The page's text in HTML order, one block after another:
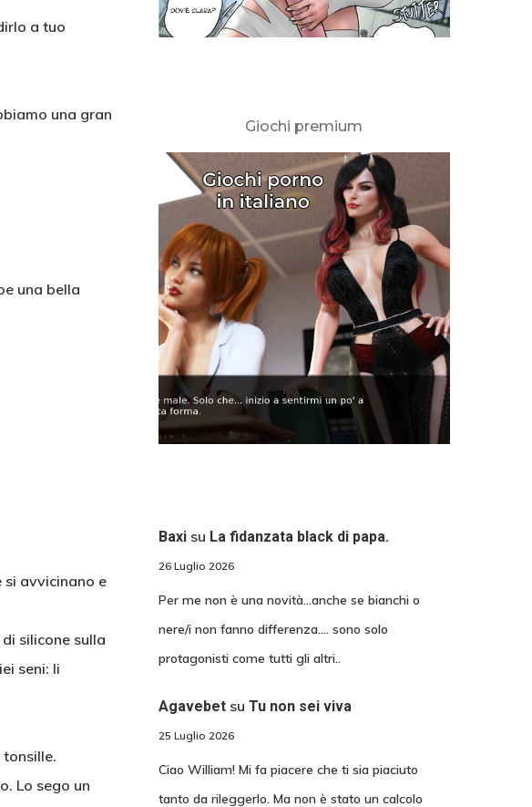
a tuo
una gran
una bella
si avvicinano e
silicone sulla
seni: li
Lo sego un
Giochi premium
Baxisu La fidanzata black di papa.
26 Luglio 2026
Per me non è una novità...anche se bianchi o
nere/i non fanno differenza.... sono solo
protagonisti come tutti gli altri..
Agavebetsu Tu non sei viva
25 Luglio 2026
Ciao William! Mi fa piacere che ti sia piaciuto
tanto da rileggerlo. Ma non è stato un calcolo